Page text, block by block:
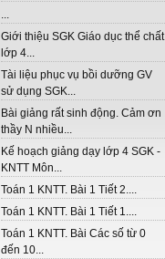
...
Giới thiệu SGK Giáo dục thể chất
lớp 4...
Tài liệu phục vụ bồi dưỡng GV
sử dụng SGK...
Bài giảng rất sinh động. Cảm ơn
thầy N nhiều...
Kế hoạch giảng dạy lớp 4 SGK -
KNTT Môn...
Toán 1 KNTT. Bài 1 Tiết 2....
Toán 1 KNTT. Bài 1 Tiết 1....
Toán 1 KNTT. Bài Các số từ 0
đến 10...